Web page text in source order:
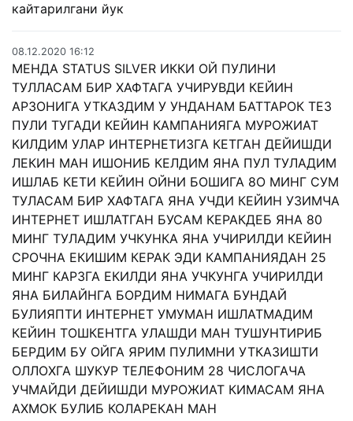
кайтарилгани йук
08.12.2020 16:12
МЕНДА STATUS SILVER ИККИ ОЙ ПУЛИНИ
ТУЛЛАСАМ БИР ХАФТАГА УЧИРУВДИ КЕЙИН
АРЗОНИГА УТКАЗДИМ У УНДАНАМ БАТТАРОК ТЕЗ
ПУЛИ ТУГАДИ КЕЙИН КАМПАНИЯГА МУРОЖИАТ
КИЛДИМ УЛАР ИНТЕРНЕТИЗГА КЕТГАН ДЕЙИШДИ
ЛЕКИН МАН ИШОНИБ КЕЛДИМ ЯНА ПУЛ ТУЛАДИМ
ИШЛАБ КЕТИ КЕЙИН ОЙНИ БОШИГА 8О МИНГ СУМ
ТУЛАСАМ БИР ХАФТАГА ЯНА УЧДИ КЕЙИН УЗИМЧА
ИНТЕРНЕТ ИШЛАТГАН БУСАМ КЕРАКДЕБ ЯНА 80
МИНГ ТУЛАДИМ УЧКУНКА ЯНА УЧИРИЛДИ КЕЙИН
СРОЧНА ЕКИШИМ КЕРАК ЭДИ КАМПАНИЯДАН 25
МИНГ КАРЗГА ЕКИЛДИ ЯНА УЧКУНГА УЧИРИЛДИ
ЯНА БИЛАЙНГА БОРДИМ НИМАГА БУНДАЙ
БУЛИЯПТИ ИНТЕРНЕТ УМУМАН ИШЛАТМАДИМ
КЕЙИН ТОШКЕНТГА УЛАШДИ МАН ТУШУНТИРИБ
БЕРДИМ БУ ОЙГА ЯРИМ ПУЛИМНИ УТКАЗИШТИ
ОЛЛОХГА ШУКУР ТЕЛЕФОНИМ 28 ЧИСЛОГАЧА
УЧМАЙДИ ДЕЙИШДИ МУРОЖИАТ КИМАСАМ ЯНА
АХМОК БУЛИБ КОЛАРЕКАН МАН